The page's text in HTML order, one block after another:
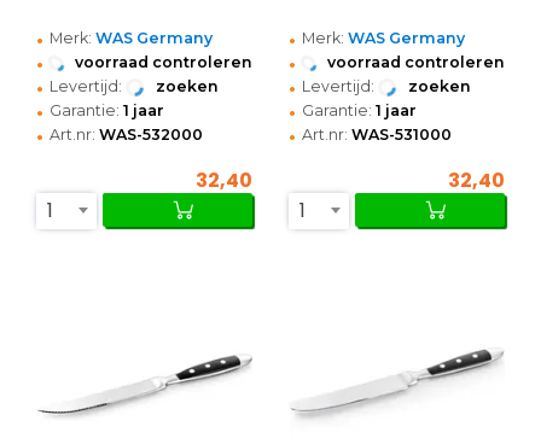
• Merk: WAS Germany
• voorraad controleren
• Levertijd: zoeken
• Garantie: 1 jaar
• Art.nr: WAS-532000
32,40
1
• Merk: WAS Germany
• voorraad controleren
• Levertijd: zoeken
• Garantie: 1 jaar
• Art.nr: WAS-531000
32,40
1